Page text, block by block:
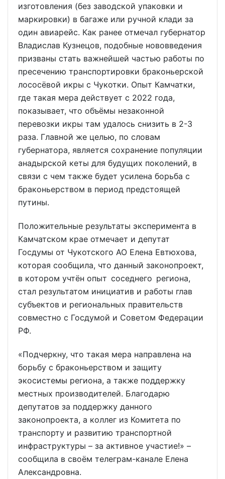
изготовления (без заводской упаковки и
маркировки) в багаже или ручной клади за
один авиарейс. Как ранее отмечал губернатор
Владислав Кузнецов, подобные нововведения
призваны стать важнейшей частью работы по
пресечению транспортировки браконьерской
лососёвой икры с Чукотки. Опыт Камчатки,
где такая мера действует с 2022 года,
показывает, что объёмы незаконной
перевозки икры там удалось снизить в 2-3
раза. Главной же целью, по словам
губернатора, является сохранение популяции
анадырской кеты для будущих поколений, в
связи с чем также будет усилена борьба с
браконьерством в период предстоящей
путины.
Положительные результаты эксперимента в
Камчатском крае отмечает и депутат
Госдумы от Чукотского АО Елена Евтюхова,
которая сообщила, что данный законопроект,
в котором учтён опыт соседнего региона,
стал результатом инициатив и работы глав
субъектов и региональных правительств
совместно с Госдумой и Советом Федерации
РФ.
«Подчеркну, что такая мера направлена на
борьбу с браконьерством и защиту
экосистемы региона, а также поддержку
местных производителей. Благодарю
депутатов за поддержку данного
законопроекта, а коллег из Комитета по
транспорту и развитию транспортной
инфраструктуры – за активное участие!» –
сообщила в своём телеграм-канале Елена
Александровна.